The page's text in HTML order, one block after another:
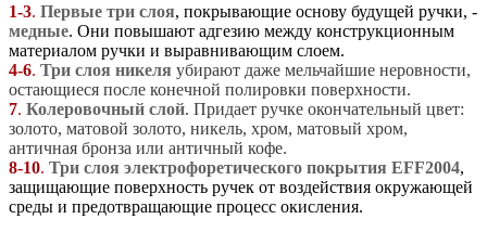
1-3. Первые три слоя, покрывающие основу будущей ручки, -
медные. Они повышают адгезию между конструкционным
материалом ручки и выравнивающим слоем.
4-6. Три слоя никеля убирают даже мельчайшие неровности,
остающиеся после конечной полировки поверхности.
7. Колеровочный слой. Придает ручке окончательный цвет:
золото, матовой золото, никель, хром, матовый хром,
античная бронза или античный кофе.
8-10. Три слоя электрофоретического покрытия EFF2004,
защищающие поверхность ручек от воздействия окружающей
среды и предотвращающие процесс окисления.